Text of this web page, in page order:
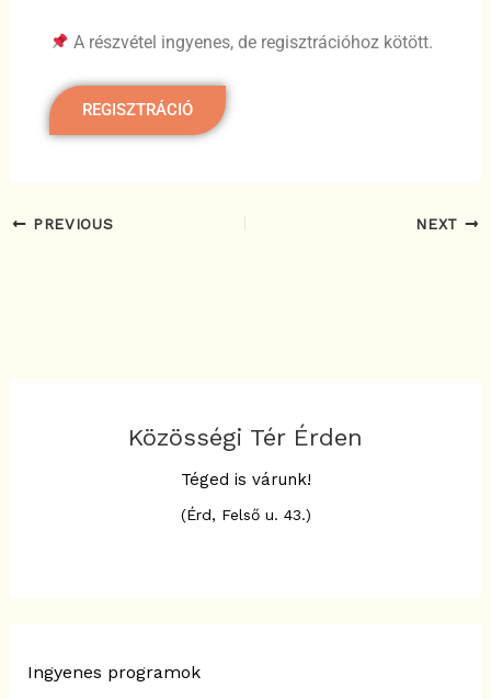
A részvétel ingyenes, de regisztrációhoz kötött.
REGISZTRÁCIÓ
PREVIOUS NEXT
Közösségi Tér Érden
Téged is várunk!
(Érd, Felső u. 43.)
Ingyenes programok